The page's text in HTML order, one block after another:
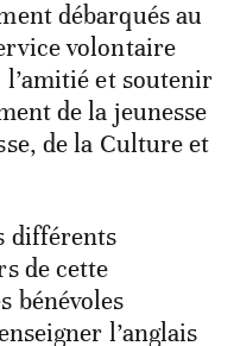
débarqués au
volontaire
et soutenir
de la jeunesse
de la Culture et
différents
de cette
bénévoles
l’anglais